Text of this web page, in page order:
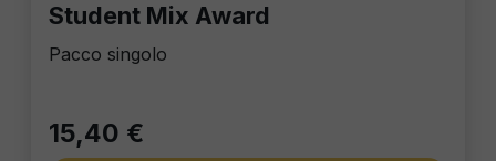
Student Mix Award
Pacco singolo
15,40 €